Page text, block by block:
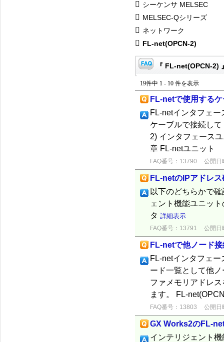
シーケンサ MELSEC
MELSEC-Qシリーズ
ネットワーク
FL-net(OPCN-2)
『 FL-net(OPCN-2)
19件中 1 - 10 件を表示
FL-netで使用する
FL-netインタフェ
ケーブルで接続し
2) インタフェース
章 FL-netユニッ
FAQ番号：13790 公開日
FL-netのIPアドレ
以下のどちらかで
ェント機能ユニッ
タ 詳細表示
FAQ番号：13791 公開日
FL-netで他ノード
FL-netインタフェ
ード一覧として他
ファメモリアドレ
ます。 FL-
FAQ番号：13803 公開日
GX Works2のFL-
インテリジェント